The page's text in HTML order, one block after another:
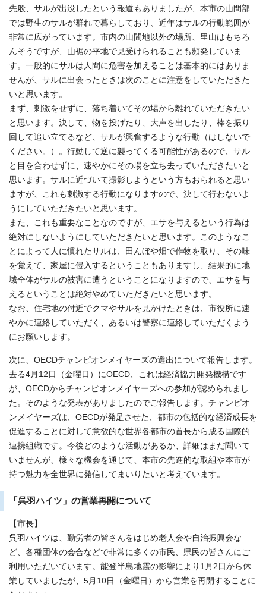
先般、サルが出没したという報道もありましたが、本市の山間部
では野生のサルが群れで暮らしており、近年はサルの行動範囲が
非常に広がっています。市内の山間地以外の場所、里山はもちろ
んそうですが、山裾の平地で見受けられることも頻発していま
す。一般的にサルは人間に危害を加えることは基本的にはありま
せんが、サルに出会ったときは次のことに注意をしていただきた
いと思います。
まず、刺激をせずに、落ち着いてその場から離れていただきたい
と思います。決して、物を投げたり、大声を出したり、棒を振り
回して追い立てるなど、サルが興奮するような行動（はしないで
ください。）。行動して逆に襲ってくる可能性があるので、サル
と目を合わせずに、速やかにその場を立ち去っていただきたいと
思います。サルに近づいて撮影しようという方もおられると思い
ますが、これも刺激する行動になりますので、決して行わないよ
うにしていただきたいと思います。
また、これも重要なことなのですが、エサを与えるという行為は
絶対にしないようにしていただきたいと思います。このようなこ
とによって人に慣れたサルは、田んぼや畑で作物を取り、その味
を覚えて、家屋に侵入するということもありますし、結果的に地
域全体がサルの被害に遭うということになりますので、エサを与
えるということは絶対やめていただきたいと思います。
なお、住宅地の付近でクマやサルを見かけたときは、市役所に速
やかに連絡していただく、あるいは警察に連絡していただくよう
にお願いします。
次に、OECDチャンピオンメイヤーズの選出について報告します。
去る4月12日（金曜日）にOECD、これは経済協力開発機構です
が、OECDからチャンピオンメイヤーズへの参加が認められまし
た。そのような発表がありましたのでご報告します。チャンピオ
ンメイヤーズは、OECDが発足させた、都市の包括的な経済成長を
促進することに対して意欲的な世界各都市の首長から成る国際的
連携組織です。今後どのような活動があるか、詳細はまだ聞いて
いませんが、様々な機会を通じて、本市の先進的な取組や本市が
持つ魅力を全世界に発信してまいりたいと考えています。
「呉羽ハイツ」の営業再開について
【市長】
呉羽ハイツは、勤労者の皆さんをはじめ老人会や自治振興会な
ど、各種団体の会合などで非常に多くの市民、県民の皆さんにご
利用いただいています。能登半島地震の影響により1月2日から休
業していましたが、5月10日（金曜日）から営業を再開することに